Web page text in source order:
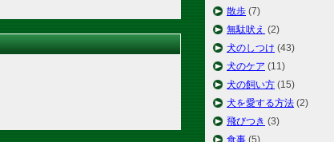
散歩 (7)
無駄吠え (2)
犬のしつけ (43)
犬のケア (11)
犬の飼い方 (15)
犬を愛する方法 (2)
飛びつき (3)
食事 (5)